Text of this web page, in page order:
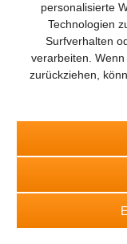
personalisierte
Technologien
Surfverhalten
verarbeiten.
zurückziehen,